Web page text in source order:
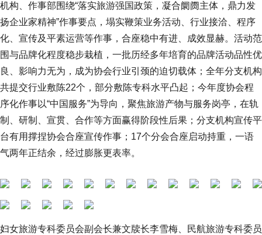
机构、作事部围绕“落实旅游强国政策，凝合阛阓主体，鼎力发
扬企业家精神”作事要点，塌实鞭策业务活动、行业接洽、程序
化、宣传及平素运营等作事，合座稳中有进、成效显赫。活动范
围与品牌化程度稳步栽植，一批历经多年培育的品牌活动品性优
良、影响力无为，成为协会行业引颈的迫切载体；全年分支机构
共提交行业敷陈22个，部分敷陈专科水平凸起；今年度协会程
序化作事以“中国服务”为导向，聚焦旅游产物与服务岗亭，在轨
制、研制、宣贯、合作等方面赢得阶段性后果；分支机构宣传平
台有用撑捏协会合座宣传作事；17个分会合座启动持重，一语
气两年正结余，经过膨胀更表率。
妇女旅游专科委员会副会长兼文牍长李雪梅、民航旅游专科委员